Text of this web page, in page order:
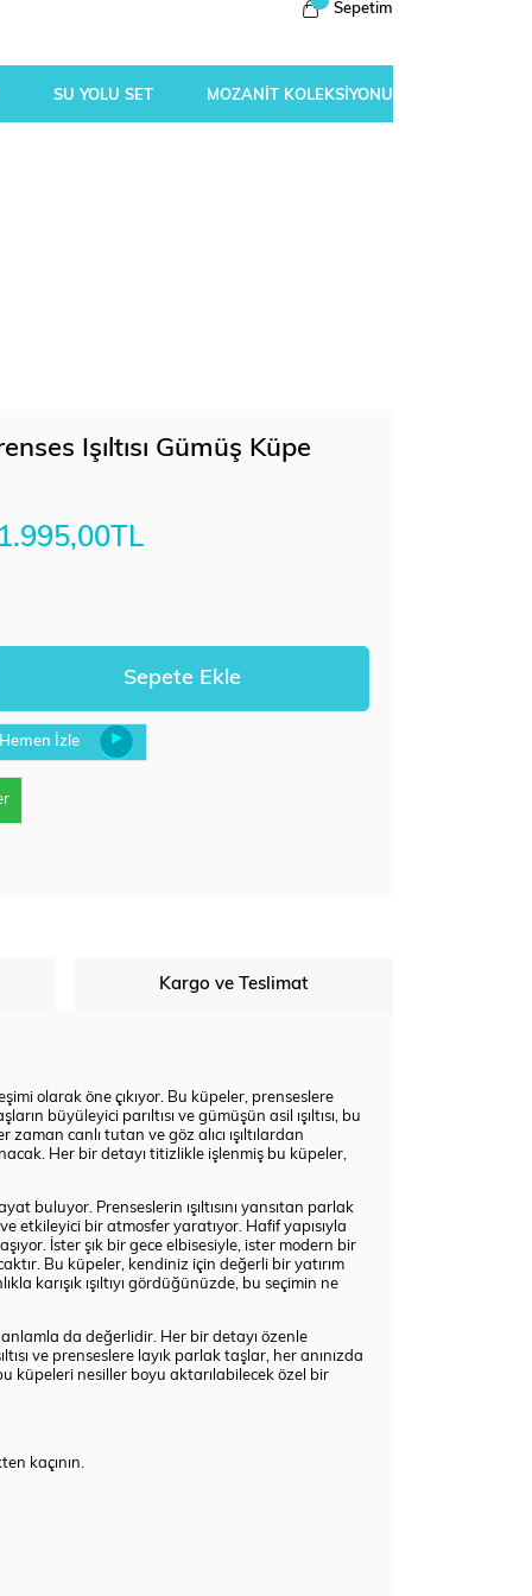
Sepetim
SU YOLU SET MOZANİT KOLEKSİYONU
Işıltısı Gümüş Küpe
1.995,00TL
Hemen İzle
Kargo ve Teslimat
olarak öne çıkıyor. Bu küpeler, prenseslere
büyüleyici parıltısı ve gümüşün asil ışıltısı, bu
canlı tutan ve göz alıcı ışıltılardan
Her bir detayı titizlikle işlenmiş bu küpeler,
buluyor. Prenseslerin ışıltısını yansıtan parlak
etkileyici bir atmosfer yaratıyor. Hafif yapısıyla
İster şık bir gece elbisesiyle, ister modern bir
Bu küpeler, kendiniz için değerli bir yatırım
karışık ışıltıyı gördüğünüzde, bu seçimin ne
anlamla da değerlidir. Her bir detayı özenle
ve prenseslere layık parlak taşlar, her anınızda
bu küpeleri nesiller boyu aktarılabilecek özel bir
kaçının.